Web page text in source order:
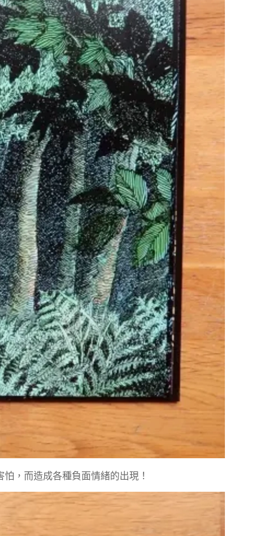
，而造成各種負面情緒的出現！